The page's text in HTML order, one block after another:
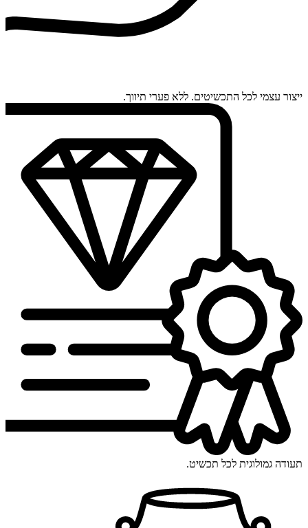
ייצור עצמי לכל התכשיטים. ללא פערי תיווך.
תעודה גמולוגית לכל תכשיט.